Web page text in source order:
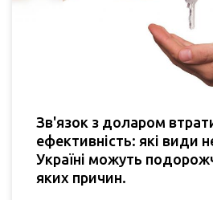
Зв'язок з доларом
ефективність: які види
Україні можуть
яких причин.